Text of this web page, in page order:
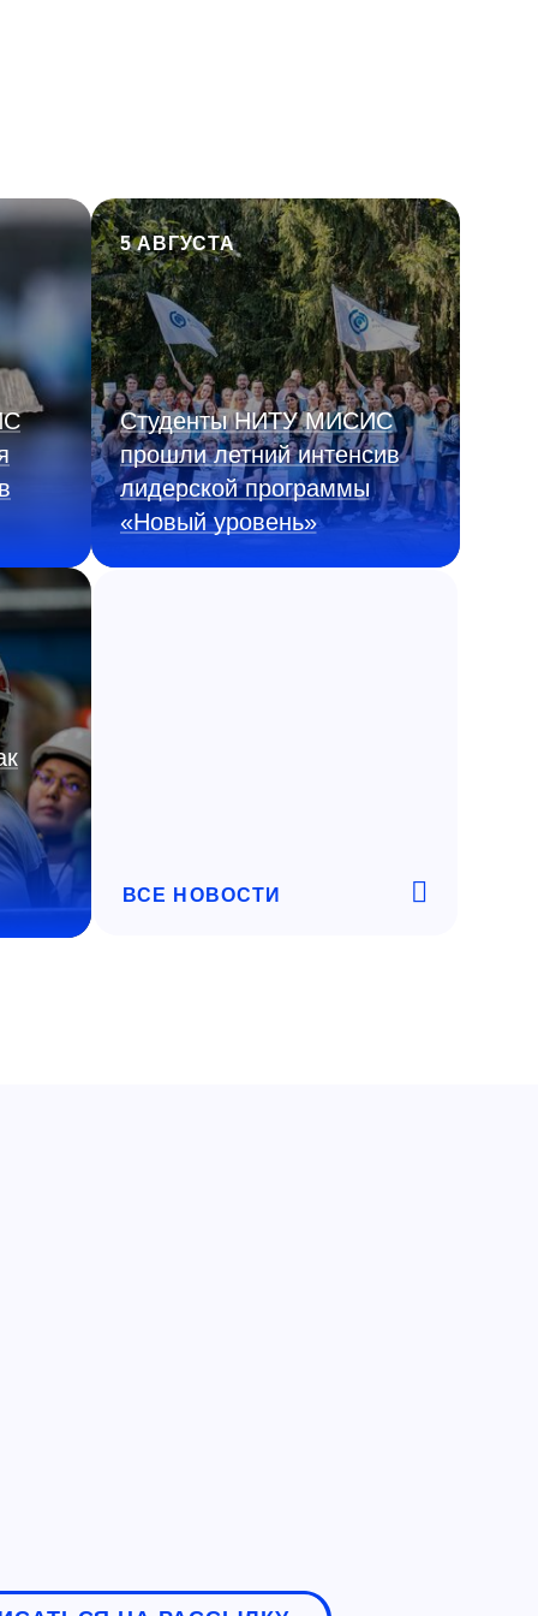
5 АВГУСТА
Студенты НИТУ МИСИС
прошли летний интенсив
лидерской программы
«Новый уровень»
ВСЕ НОВОСТИ